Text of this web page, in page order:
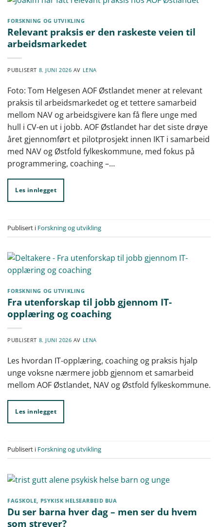
FORSKNING OG UTVIKLING
Relevant praksis er den raskeste veien til
arbeidsmarkedet
PUBLISERT 8. JUNI 2026 AV LENA
Foto: Tom Helgesen AOF Østlandet mener at relevant
praksis til arbeidsmarkedet og et tettere samarbeid
mellom NAV og arbeidsgivere kan få flere unge med
hull i CV-en ut i jobb. AOF Østlandet har det siste drøye
året gjennomført et pilotprosjekt innen IKT i samarbeid
med NAV og Østfold fylkeskommune, med fokus på
programmering, coaching –…
Les innlegget
Publisert i Forskning og utvikling
FORSKNING OG UTVIKLING
Fra utenforskap til jobb gjennom IT-
opplæring og coaching
PUBLISERT 8. JUNI 2026 AV LENA
Les hvordan IT-opplæring, coaching og praksis hjalp
unge voksne nærmere jobb gjennom et samarbeid
mellom AOF Østlandet, NAV og Østfold fylkeskommune.
Les innlegget
Publisert i Forskning og utvikling
FAGSKOLE PSYKISK HELSEARBEID BUA
Du ser barna hver dag – men ser du hvem
som strever?